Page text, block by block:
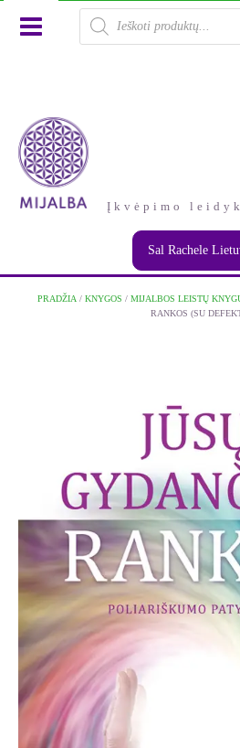
Products
search
Įkvėpimo
Sal Rachele
PRADŽIA / KNYGOS / MIJALBOS LEISTŲ
RANKOS (SU